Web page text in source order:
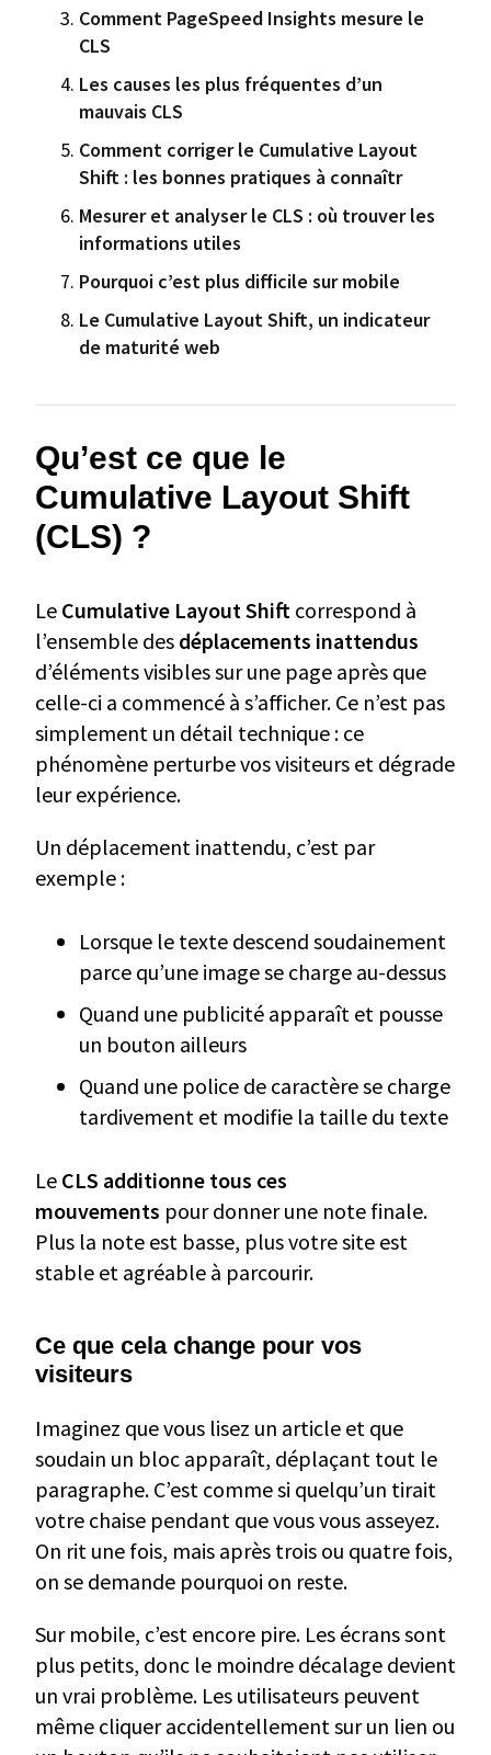
Comment PageSpeed Insights mesure le
CLS
Les causes les plus fréquentes d’un
mauvais CLS
Comment corriger le Cumulative Layout
Shift : les bonnes pratiques à connaîtr
Mesurer et analyser le CLS : où trouver les
informations utiles
Pourquoi c’est plus difficile sur mobile
Le Cumulative Layout Shift, un indicateur
de maturité web
Qu’est ce que le
Cumulative Layout Shift
(CLS) ?
Le Cumulative Layout Shift correspond à
l’ensemble des déplacements inattendus
d’éléments visibles sur une page après que
celle-ci a commencé à s’afficher. Ce n’est pas
simplement un détail technique : ce
phénomène perturbe vos visiteurs et dégrade
leur expérience.
Un déplacement inattendu, c’est par
exemple :
Lorsque le texte descend soudainement
parce qu’une image se charge au-dessus
Quand une publicité apparaît et pousse
un bouton ailleurs
Quand une police de caractère se charge
tardivement et modifie la taille du texte
Le CLS additionne tous ces
mouvements pour donner une note finale.
Plus la note est basse, plus votre site est
stable et agréable à parcourir.
Ce que cela change pour vos
visiteurs
Imaginez que vous lisez un article et que
soudain un bloc apparaît, déplaçant tout le
paragraphe. C’est comme si quelqu’un tirait
votre chaise pendant que vous vous asseyez.
On rit une fois, mais après trois ou quatre fois,
on se demande pourquoi on reste.
Sur mobile, c’est encore pire. Les écrans sont
plus petits, donc le moindre décalage devient
un vrai problème. Les utilisateurs peuvent
même cliquer accidentellement sur un lien ou